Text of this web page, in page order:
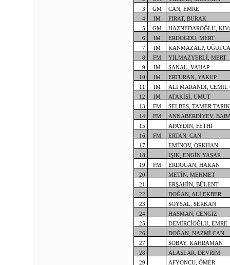
3
GM
CAN, EMRE
4
IM
FIRAT, BURAK
5
GM
HAZNEDAROĞLU,
6
IM
ERDOGDU, MERT
7
IM
KANMAZALP,
8
FM
YILMAZYERLİ, MERT
9
IM
ŞANAL, VAHAP
10
IM
ERTURAN, YAKUP
11
IM
ALİ MARANDİ, CEMİL
12
IM
ATAKİŞİ, UMUT
13
FM
SELBES, TAMER TARIK
14
FM
ANNABERDİYEV,
15
APAYDIN, FETHİ
16
FM
ERTAN, CAN
17
EMİNOV, ORKHAN
18
IŞIK, ENGİN YAŞAR
19
FM
ERDOGAN, HAKAN
20
METİN, MEHMET
21
ERŞAHİN, BÜLENT
22
DOĞAN, ALİ EKBER
23
SOYSAL, SERKAN
24
HASMAN, CENGİZ
25
DEMİRCİOĞLU, EMRE
26
DOĞAN, NAZMİ CAN
27
SOBAY, KAHRAMAN
28
ALAŞLAR, DEVRİM
29
AFYONCU, ÖMER